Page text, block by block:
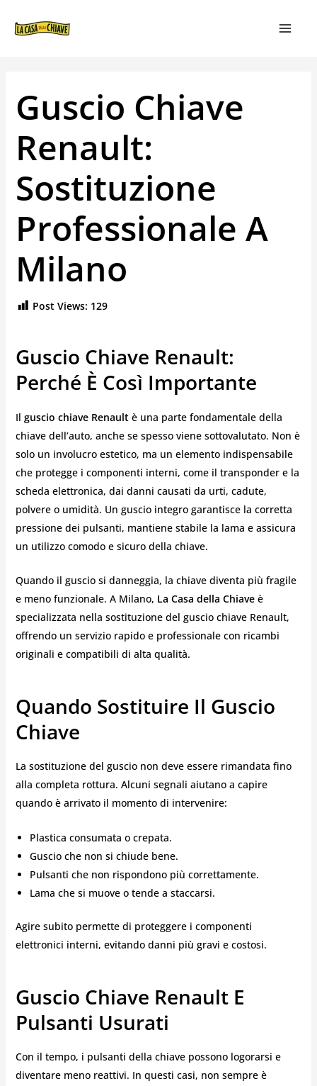
Guscio Chiave
Renault:
Sostituzione
Professionale A
Milano
Post Views: 129
Guscio Chiave Renault:
Perché È Così Importante
Il guscio chiave Renaultè una parte fondamentale della
chiave dell’auto, anche se spesso viene sottovalutato. Non è
solo un involucro estetico, ma un elemento indispensabile
che protegge i componenti interni, come il transponder e la
scheda elettronica, dai danni causati da urti, cadute,
polvere o umidità. Un guscio integro garantisce la corretta
pressione dei pulsanti, mantiene stabile la lama e assicura
un utilizzo comodo e sicuro della chiave.
Quando il guscio si danneggia, la chiave diventa più fragile
e meno funzionale. A Milano, La Casa della Chiaveè
specializzata nella sostituzione del guscio chiave Renault,
offrendo un servizio rapido e professionale con ricambi
originali e compatibili di alta qualità.
Quando Sostituire Il Guscio
Chiave
La sostituzione del guscio non deve essere rimandata fino
alla completa rottura. Alcuni segnali aiutano a capire
quando è arrivato il momento di intervenire:
Plastica consumata o crepata.
Guscio che non si chiude bene.
Pulsanti che non rispondono più correttamente.
Lama che si muove o tende a staccarsi.
Agire subito permette di proteggere i componenti
elettronici interni, evitando danni più gravi e costosi.
Guscio Chiave Renault E
Pulsanti Usurati
Con il tempo, i pulsanti della chiave possono logorarsi e
diventare meno reattivi. In questi casi, non sempre è
ARTICOLI